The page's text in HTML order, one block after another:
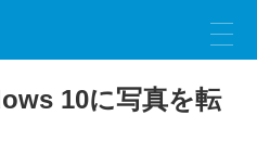
10に写真を転